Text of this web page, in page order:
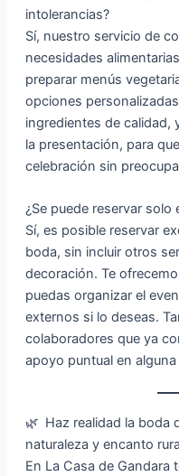
intolerancias?
Sí, nuestro servicio de
necesidades
preparar menús
opciones
ingredientes de calidad,
la presentación, para
celebración sin
¿Se puede reservar
Sí, es posible reservar
boda, sin incluir otros
decoración. Te
puedas organizar el
externos si lo deseas.
colaboradores que ya
apoyo puntual en
🌿 Haz realidad la boda
naturaleza y encanto
En La Casa de